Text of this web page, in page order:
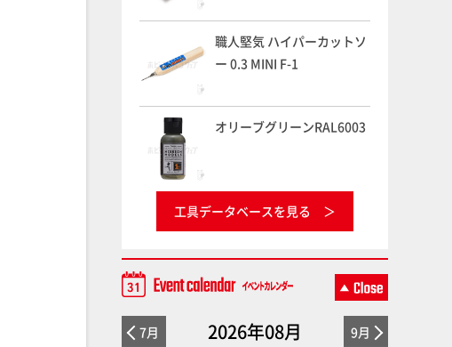
職人堅気 ハイパーカットソ
ー 0.3 MINI F-1
オリーブグリーンRAL6003
工具データベースを見る
7月 2026年08月 9月